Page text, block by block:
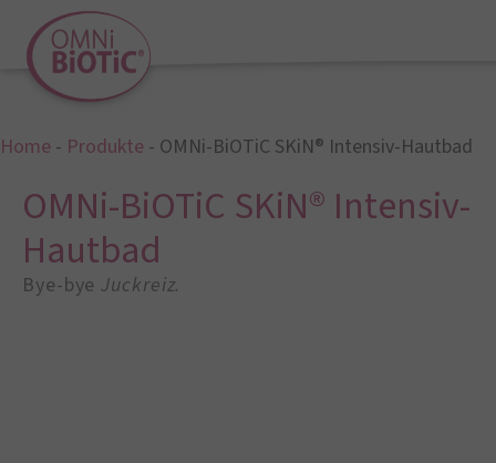
Home - Produkte - OMNi-BiOTiC SKiN® Intensiv-Hautbad
OMNi-BiOTiC SKiN® Intensiv-
Hautbad
Bye-byeJuckreiz.